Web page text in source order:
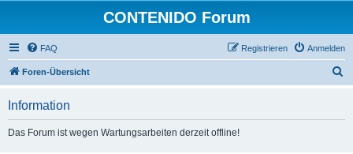
CONTENIDO Forum
FAQ Anmelden
Registrieren
Foren-Übersicht
Information
Das Forum ist wegen Wartungsarbeiten derzeit offline!